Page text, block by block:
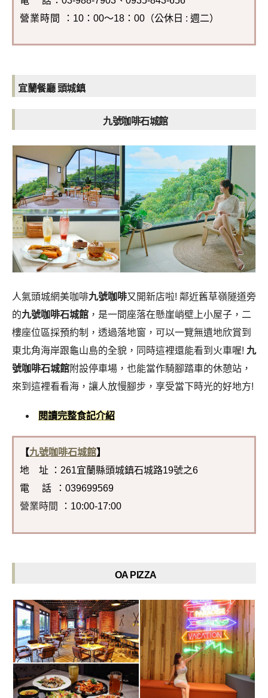
營業時間
：10：00～18：00（公休日 : 週二）
宜蘭餐廳 頭城鎮
九號咖啡石城館
人氣頭城網美咖啡九號咖啡又開新店啦! 鄰近舊草嶺隧道旁
的九號咖啡石城館 ，是一間座落在懸崖峭壁上小屋子，二
樓座位區採預約制，透過落地窗，可以一覽無遺地欣賞到
東北角海岸跟龜山島的全貌，同時這裡還能看到火車喔! 九
號咖啡石城館附設停車場，也能當作騎腳踏車的休憩站，
來到這裡看看海，讓人放慢腳步，享受當下時光的好地方!
閱讀完整食記介紹
【九號咖啡石城館】
地 址 ：261宜蘭縣頭城鎮石城路19號之6
電 話
：039699569
營業時間
：10:00-17:00
OA PIZZA